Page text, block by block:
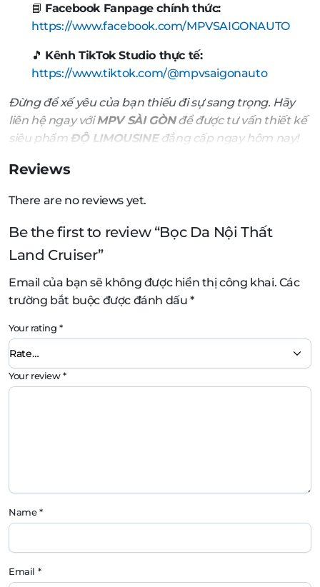
📘 Facebook Fanpage chính thức:
https://www.facebook.com/MPVSAIGONAUTO
🎵 Kênh TikTok Studio thực tế:
https://www.tiktok.com/@mpvsaigonauto
Đừng để xế yêu của bạn thiếu đi sự sang trọng. Hãy
liên hệ ngay vớiMPV SÀI GÒNđể được tư vấn thiết kế
siêu phẩm ĐỘ LIMOUSINEđẳng cấp ngay hôm nay!
Reviews
There are no reviews yet.
Be the first to review “Bọc Da Nội Thất
Land Cruiser”
Email của bạn sẽ không được hiển thị công khai. Các
trường bắt buộc được đánh dấu*
Your rating*
Your review*
Name*
Email *